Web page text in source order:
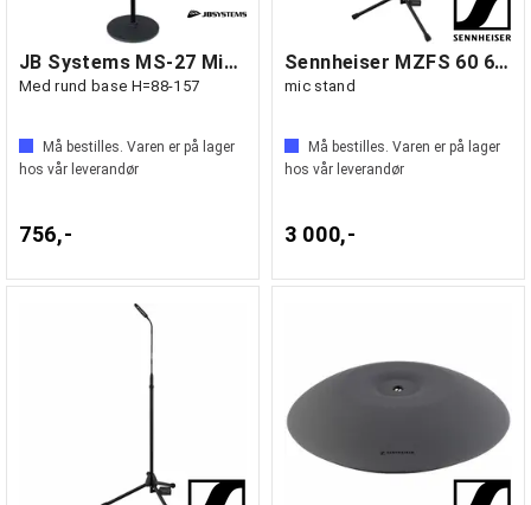
JB Systems MS-27 Mikrofonstativ
Med rund base H=88-157
Må bestilles. Varen er på lager
hos vår leverandør
756,-
Sennheiser MZFS 60 60 cm floor standing
mic stand
Må bestilles. Varen er på lager
hos vår leverandør
3 000,-